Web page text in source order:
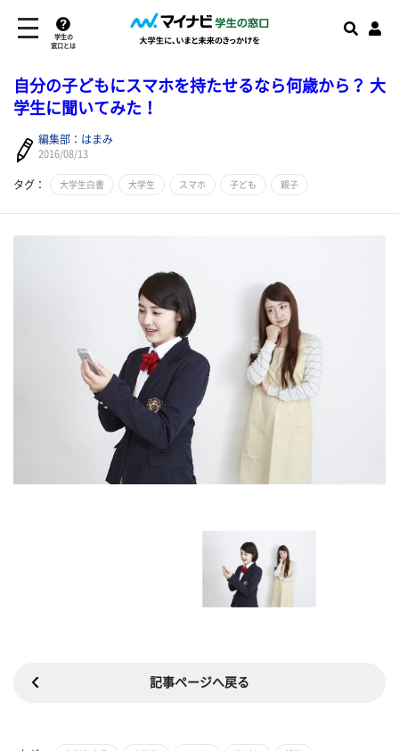
学生の
窓口とは
自分の子どもにスマホを持たせるなら何歳から？ 大
学生に聞いてみた！
編集部：はまみ
2016/08/13
タグ： 大学生白書 大学生 スマホ 子ども 親子
記事ページへ戻る